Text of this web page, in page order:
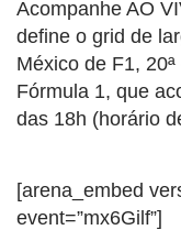
Acompanhe AO
define o grid de
México de F1,
Fórmula 1, que
das 18h (horário
[arena_embed
event=”mx6Gilf”]